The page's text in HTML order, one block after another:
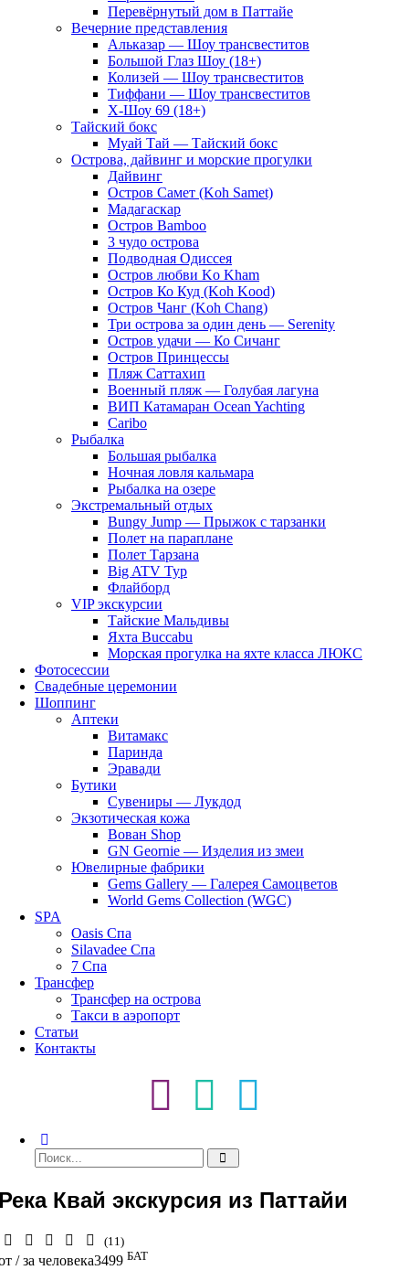
Перевёрнутый дом в Паттайе
Вечерние представления
Альказар — Шоу трансвеститов
Большой Глаз Шоу (18+)
Колизей — Шоу трансвеститов
Тиффани — Шоу трансвеститов
Х-Шоу 69 (18+)
Тайский бокс
Муай Тай — Тайский бокс
Острова, дайвинг и морские прогулки
Дайвинг
Остров Самет (Koh Samet)
Мадагаскар
Остров Bamboo
3 чудо острова
Подводная Одиссея
Остров любви Ko Kham
Остров Ко Куд (Koh Kood)
Остров Чанг (Koh Chang)
Три острова за один день — Serenity
Остров удачи — Ко Сичанг
Остров Принцессы
Пляж Саттахип
Военный пляж — Голубая лагуна
ВИП Катамаран Ocean Yachting
Caribo
Рыбалка
Большая рыбалка
Ночная ловля кальмара
Рыбалка на озере
Экстремальный отдых
Bungy Jump — Прыжок с тарзанки
Полет на параплане
Полет Тарзана
Big ATV Тур
Флайборд
VIP экскурсии
Тайские Мальдивы
Яхта Buccabu
Морская прогулка на яхте класса ЛЮКС
Фотосессии
Свадебные церемонии
Шоппинг
Аптеки
Витамакс
Паринда
Эравади
Бутики
Сувениры — Лукдод
Экзотическая кожа
Вован Shop
GN Geornie — Изделия из змеи
Ювелирные фабрики
Gems Gallery — Галерея Самоцветов
World Gems Collection (WGC)
SPA
Oasis Спа
Silavadee Спа
7 Спа
Трансфер
Трансфер на острова
Такси в аэропорт
Статьи
Контакты
Квай экскурсия из Паттайи
(11)
/ за человека3499 БАТ